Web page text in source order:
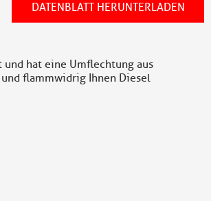
DATENBLATT HERUNTERLADEN
hat eine Umflechtung aus
flammwidrig Ihnen Diesel